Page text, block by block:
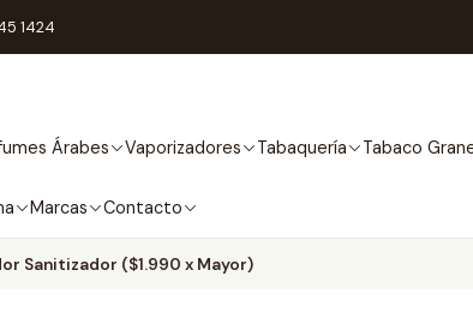
Árabes Vaporizadores Tabaquería Tabaco
Marcas Contacto
1424
Sanitizador ($1.990 x Mayor)